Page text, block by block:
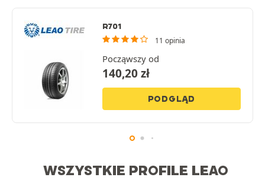
R701
11 opinia
Począwszy od
140,20zł
PODGLĄD
WSZYSTKIE PROFILE LEAO